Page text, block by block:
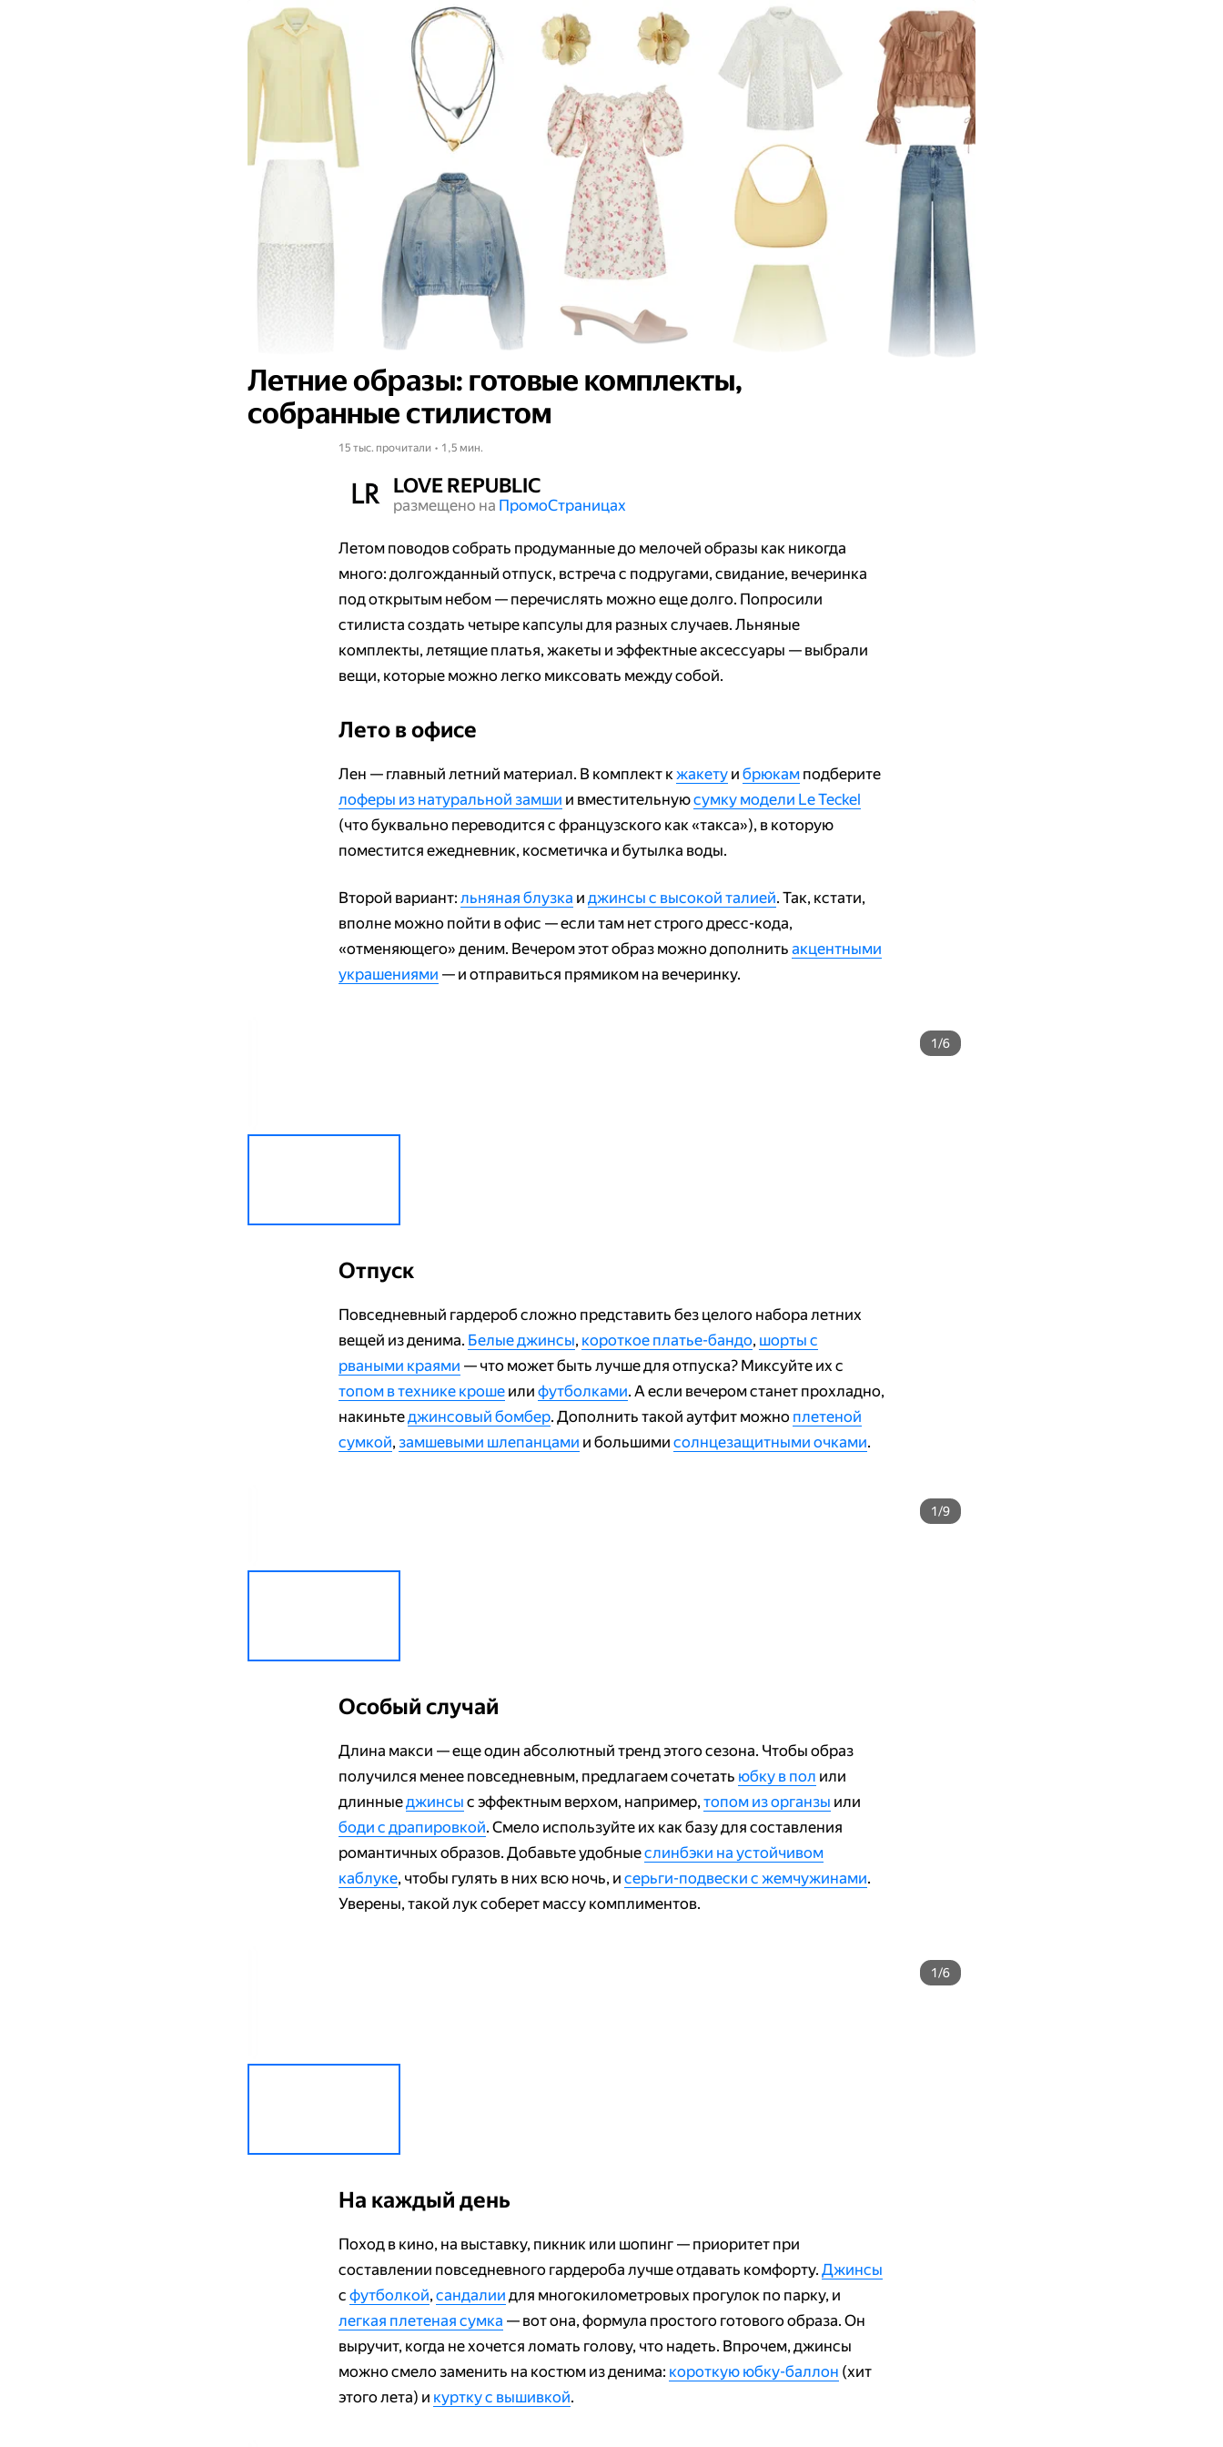
Летние образы: готовые комплекты,
собранные стилистом
15 тыс. прочитали • 1,5 мин.
LOVE REPUBLIC
размещено на Промо​​​​​​​Страницах
Летом поводов собрать продуманные до мелочей образы как никогда
много: долгожданный отпуск, встреча с подругами, свидание, вечеринка
под открытым небом — перечислять можно еще долго. Попросили
стилиста создать четыре капсулы для разных случаев. Льняные
комплекты, летящие платья, жакеты и эффектные аксессуары — выбрали
вещи, которые можно легко миксовать между собой.
Лето в офисе
Лен — главный летний материал. В комплект кжакету и брюкам подберите
лоферы из натуральной замши и вместительнуюсумку модели Le Teckel
(что буквально переводится с французского как «такса»), в которую
поместится ежедневник, косметичка и бутылка воды.
Второй вариант: льняная блузка и джинсы с высокой талией. Так, кстати,
вполне можно пойти в офис — если там нет строго дресс-кода,
«отменяющего» деним. Вечером этот образ можно дополнить акцентными
украшениями — и отправиться прямиком на вечеринку.
1/6
Отпуск
Повседневный гардероб сложно представить без целого набора летних
вещей из денима. Белые джинсы, короткое платье-бандо, шорты с
рваными краями — что может быть лучше для отпуска? Миксуйте их с
топом в технике кроше или футболками. А если вечером станет прохладно,
накиньтеджинсовый бомбер. Дополнить такой аутфит можно плетеной
сумкой, замшевыми шлепанцами и большими солнцезащитными очками.
1/9
Особый случай
Длина макси — еще один абсолютный тренд этого сезона. Чтобы образ
получился менее повседневным, предлагаем сочетать юбку в пол или
длинныеджинсы с эффектным верхом, например, топом из органзы или
боди с драпировкой. Смело используйте их как базу для составления
романтичных образов. Добавьте удобныеслинбэки на устойчивом
каблуке, чтобы гулять в них всю ночь, и серьги-подвески с жемчужинами.
Уверены, такой лук соберет массу комплиментов.
1/6
На каждый день
Поход в кино, на выставку, пикник или шопинг — приоритет при
составлении повседневного гардероба лучше отдавать комфорту. Джинсы
с футболкой, сандалии для многокилометровых прогулок по парку, и
легкая плетеная сумка — вот она, формула простого готового образа. Он
выручит, когда не хочется ломать голову, что надеть. Впрочем, джинсы
можно смело заменить на костюм из денима: короткую юбку-баллон (хит
этого лета) и куртку с вышивкой.